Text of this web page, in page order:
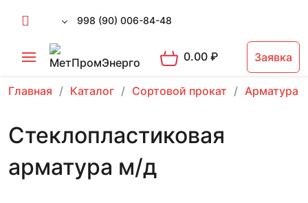
998 (90) 006-84-48
0.00₽ Заявка
Главная Каталог Сортовой прокат Арматура
Стеклопластиковая
арматура м/д